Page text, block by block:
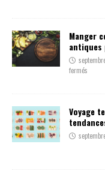
Manger
fermés
Voyage